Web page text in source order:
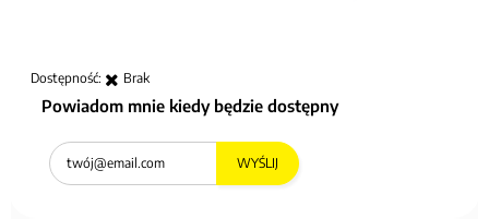
Dostępność: Brak
Powiadom mnie kiedy będzie dostępny
WYŚLIJ